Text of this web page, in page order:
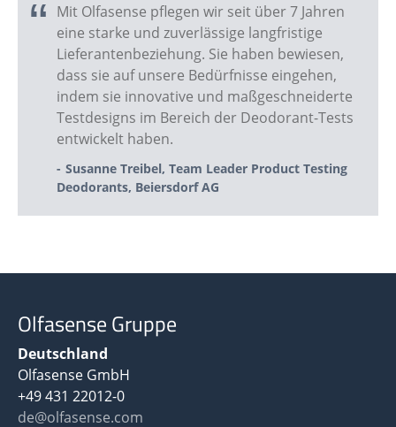
Mit Olfasense pflegen wir seit über 7 Jahren
eine starke und zuverlässige langfristige
Lieferantenbeziehung. Sie haben bewiesen,
dass sie auf unsere Bedürfnisse eingehen,
indem sie innovative und maßgeschneiderte
Testdesigns im Bereich der Deodorant-Tests
entwickelt haben.
Susanne Treibel, Team Leader Product Testing
Deodorants, Beiersdorf AG
Olfasense Gruppe
Deutschland
Olfasense GmbH
+49 431 22012-0
de@olfasense.com